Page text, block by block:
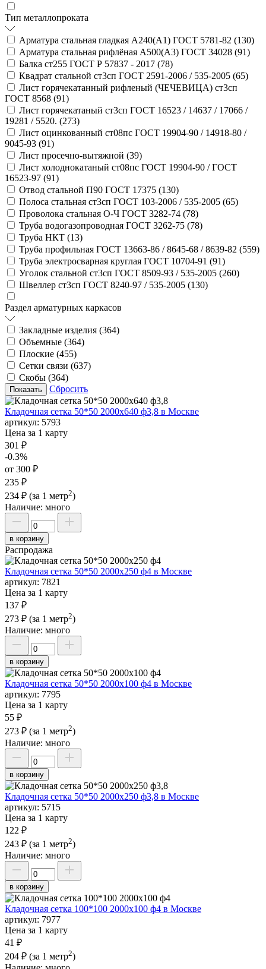
Тип металлопроката
Арматура стальная гладкая А240(А1) ГОСТ 5781-82 (130)
Арматура стальная рифлёная А500(А3) ГОСТ 34028 (91)
Балка ст255 ГОСТ Р 57837 - 2017 (78)
Квадрат стальной ст3сп ГОСТ 2591-2006 / 535-2005 (65)
Лист горячекатанный рифленый (ЧЕЧЕВИЦА) ст3сп
ГОСТ 8568 (91)
Лист горячекатаный ст3сп ГОСТ 16523 / 14637 / 17066 /
19281 / 5520. (273)
Лист оцинкованный ст08пс ГОСТ 19904-90 / 14918-80 /
9045-93 (91)
Лист просечно-вытяжной (39)
Лист холоднокатаный ст08пс ГОСТ 19904-90 / ГОСТ
16523-97 (91)
Отвод стальной П90 ГОСТ 17375 (130)
Полоса стальная ст3сп ГОСТ 103-2006 / 535-2005 (65)
Проволока стальная О-Ч ГОСТ 3282-74 (78)
Труба водогазопроводная ГОСТ 3262-75 (78)
Труба НКТ (13)
Труба профильная ГОСТ 13663-86 / 8645-68 / 8639-82 (559)
Труба электросварная круглая ГОСТ 10704-91 (91)
Уголок стальной ст3сп ГОСТ 8509-93 / 535-2005 (260)
Швеллер ст3сп ГОСТ 8240-97 / 535-2005 (130)
Раздел арматурных каркасов
Закладные изделия (364)
Объемные (364)
Плоские (455)
Сетки связи (637)
Скобы (364)
Сбросить
Кладочная сетка 50*50 2000х640 ф3,8 в Москве
артикул: 5793
Цена за 1 карту
301 ₽
-0.3%
от 300 ₽
235 ₽
234 ₽ (за 1 метр2)
Наличие: много
в корзину
Распродажа
Кладочная сетка 50*50 2000х250 ф4 в Москве
артикул: 7821
Цена за 1 карту
137 ₽
273 ₽ (за 1 метр2)
Наличие: много
в корзину
Кладочная сетка 50*50 2000х100 ф4 в Москве
артикул: 7795
Цена за 1 карту
55 ₽
273 ₽ (за 1 метр2)
Наличие: много
в корзину
Кладочная сетка 50*50 2000х250 ф3,8 в Москве
артикул: 5715
Цена за 1 карту
122 ₽
243 ₽ (за 1 метр2)
Наличие: много
в корзину
Кладочная сетка 100*100 2000х100 ф4 в Москве
артикул: 7977
Цена за 1 карту
41 ₽
204 ₽ (за 1 метр2)